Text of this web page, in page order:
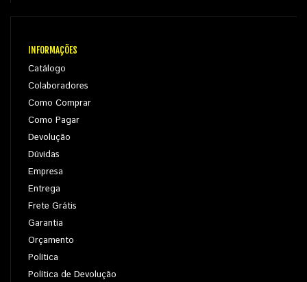
INFORMAÇÕES
Catálogo
Colaboradores
Como Comprar
Como Pagar
Devolução
Dúvidas
Empresa
Entrega
Frete Grátis
Garantia
Orçamento
Política
Política de Devolução